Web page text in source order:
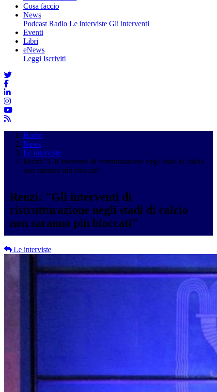
Cosa faccio
News
Podcast Radio Le interviste Gli interventi
Eventi
Libri
eNews
Leggi Iscriviti
Home
News
Le interviste
Renzi: "Gli interventi di ristrutturazione negli stadi di calcio
non saranno più bloccati"
Renzi: "Gli interventi di
ristrutturazione negli stadi di calcio
non saranno più bloccati"
Le interviste